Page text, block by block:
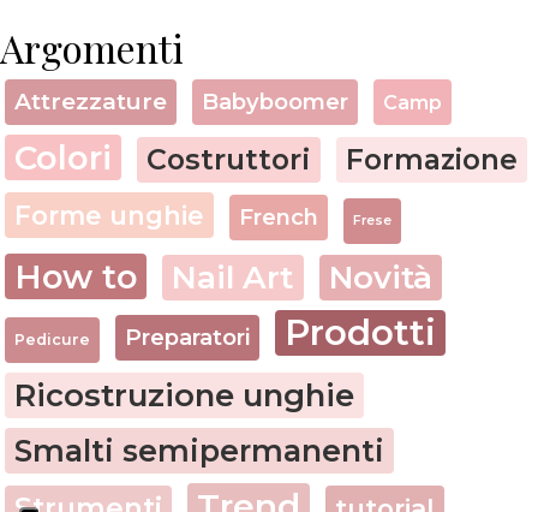
Argomenti
Attrezzature Babyboomer Camp
Colori Costruttori Formazione
Forme unghie French Frese
How to Nail Art Novità
Pedicure Preparatori Prodotti
Ricostruzione unghie
Smalti semipermanenti